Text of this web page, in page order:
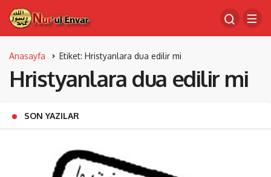
Anasayfa Etiket: Hristyanlara dua edilir mi
Hristyanlara dua edilir mi
SON YAZILAR